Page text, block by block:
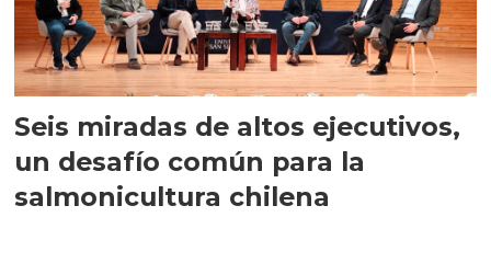
Seis miradas de altos ejecutivos,
un desafío común para la
salmonicultura chilena